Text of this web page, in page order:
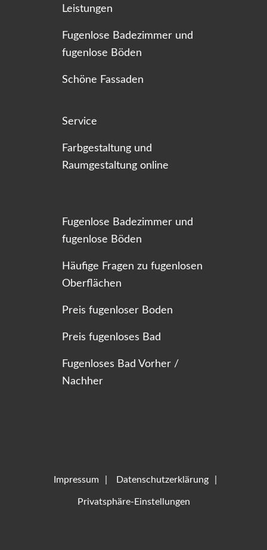
Leistungen
Fugenlose Badezimmer und
fugenlose Böden
Schöne Fassaden
Service
Farbgestaltung und
Raumgestaltung online
Fugenlose Badezimmer und
fugenlose Böden
Häufige Fragen zu fugenlosen
Oberflächen
Preis fugenloser Boden
Preis fugenloses Bad
Fugenloses Bad Vorher /
Nachher
Impressum Datenschutzerklärung
Privatsphäre-Einstellungen